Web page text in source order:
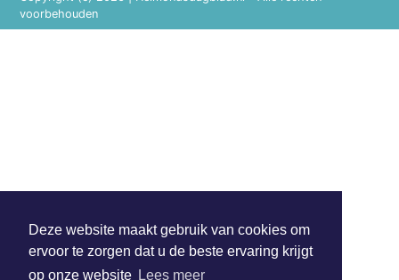
Deze website maakt gebruik van cookies om
ervoor te zorgen dat u de beste ervaring krijgt
op onze website Lees meer
voorbehouden